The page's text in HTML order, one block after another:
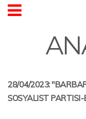
28/04/2023:
SOSYALIST